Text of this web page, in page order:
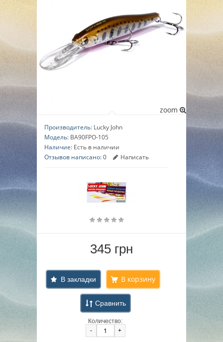
▼
zoom
Производитель: Lucky John
Модель: BA90FPO-105
Наличие: Есть в наличии
Отзывов написано:0 Написать
345 грн
В закладки
Сравнить
Количество:
-
+